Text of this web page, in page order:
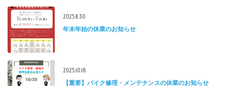
2025.11.30
年末年始の休業のお知らせ
2025.10.18
【重要】バイク修理・メンテナンスの休業のお知らせ